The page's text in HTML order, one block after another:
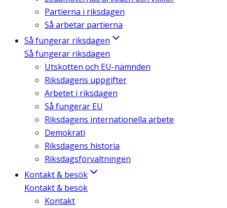
Partierna i riksdagen
Så arbetar partierna
Så fungerar riksdagen
Så fungerar riksdagen
Utskotten och EU-nämnden
Riksdagens uppgifter
Arbetet i riksdagen
Så fungerar EU
Riksdagens internationella arbete
Demokrati
Riksdagens historia
Riksdagsförvaltningen
Kontakt & besök
Kontakt & besök
Kontakt